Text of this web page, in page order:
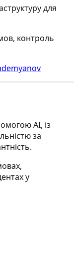
для
контроль
AI, із
за
у